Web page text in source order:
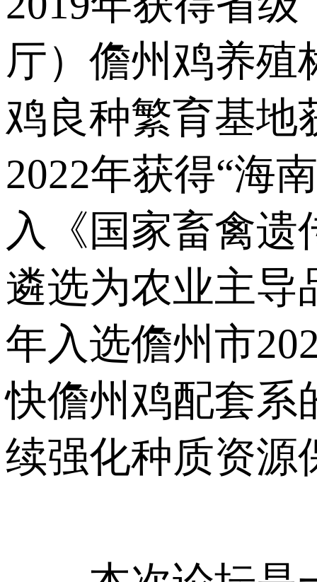
厅）儋州鸡养殖
鸡良种繁育基地
2022年获得“海
入《国家畜禽遗
遴选为农业主导
年入选儋州市
快儋州鸡配套系
续强化种质资源